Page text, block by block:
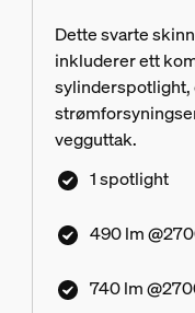
Dette svarte
inkluderer ett
sylinderspotlight,
vegguttak.
1 spotlight
490 lm
740 lm